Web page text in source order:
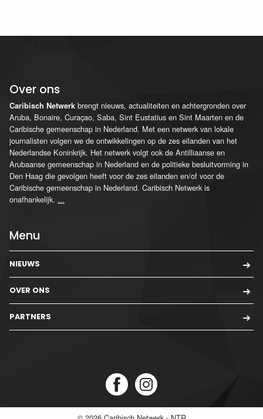
Over ons
Caribisch Netwerk brengt nieuws, actualiteiten en achtergronden over
Aruba, Bonaire, Curaçao, Saba, Sint Eustatius en Sint Maarten en de
Caribische gemeenschap in Nederland. Met een netwerk van lokale
journalisten volgen we de ontwikkelingen op de zes eilanden van het
Nederlandse Koninkrijk. Het netwerk volgt ook de Antilliaanse en
Arubaanse gemeenschap in Nederland en de politieke besluitvorming in
Den Haag die gevolgen heeft voor de zes eilanden en/of voor de
Caribische gemeenschap in Nederland. Caribisch Netwerk is
onafhankelijk. ...
Menu
NIEUWS
OVER ONS
PARTNERS